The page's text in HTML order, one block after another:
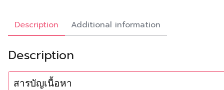
Description Additional information
Description
สารบัญเนื้อหา